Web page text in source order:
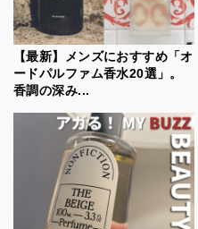
【最新】メンズにおすすめ「オ
ードパルファム香水20選」。
香調の深み...